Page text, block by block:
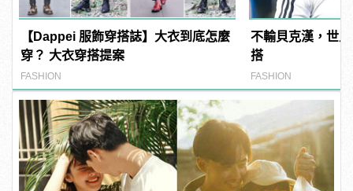
【Dappei 服飾穿搭誌】大衣到底怎麼
穿？ 大衣穿搭提案
FASHION
不輸貝克漢，世
搭
FASHION